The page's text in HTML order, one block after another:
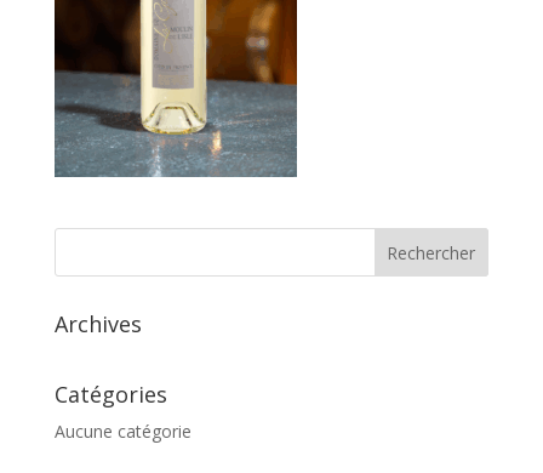
Archives
Catégories
Aucune catégorie